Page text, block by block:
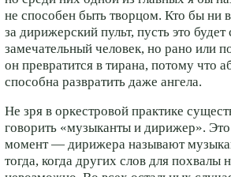
не способен быть творцом. Кто бы ни
за дирижерский пульт, пусть это
замечательный человек, но рано или
он превратится в тирана, потому что
способна развратить даже ангела.
Не зря в оркестровой практике
говорить «музыканты и дирижер».
момент — дирижера называют
тогда, когда других слов для похвалы